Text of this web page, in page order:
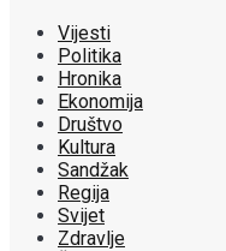
Vijesti
Politika
Hronika
Ekonomija
Društvo
Kultura
Sandžak
Regija
Svijet
Zdravlje